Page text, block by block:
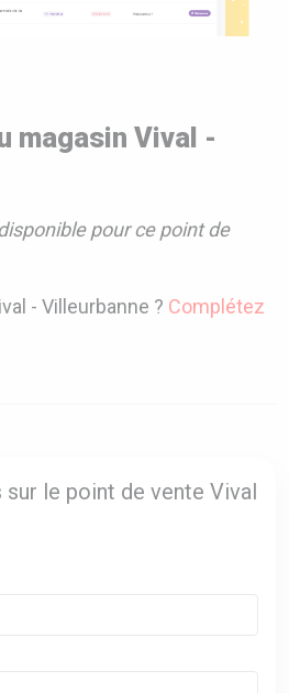
magasin Vival -
pour ce point de
- Villeurbanne ? Complétez
le point de vente Vival